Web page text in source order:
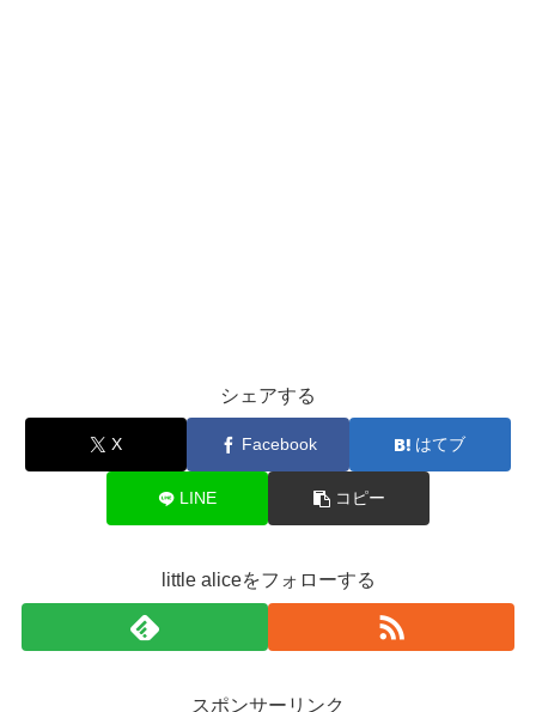
シェアする
X Facebook はてブ
LINE コピー
little aliceをフォローする
スポンサーリンク